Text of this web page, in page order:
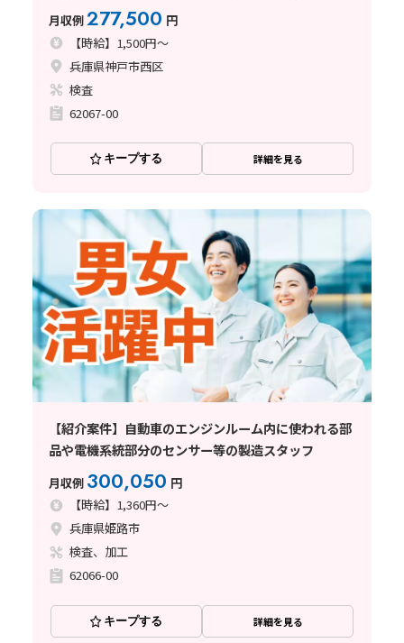
月収例277,500 円
【時給】1,500円～
兵庫県神戸市西区
検査
62067-00
キープする 詳細を見る
【紹介案件】自動車のエンジンルーム内に使われる部
品や電機系統部分のセンサー等の製造スタッフ
月収例 300,050 円
【時給】1,360円～
兵庫県姫路市
検査、加工
62066-00
キープする 詳細を見る